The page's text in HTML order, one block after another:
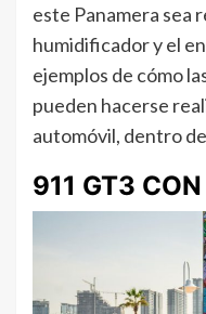
este Panamera sea
humidificador y el
ejemplos de cómo
pueden hacerse
automóvil, dentro
911 GT3